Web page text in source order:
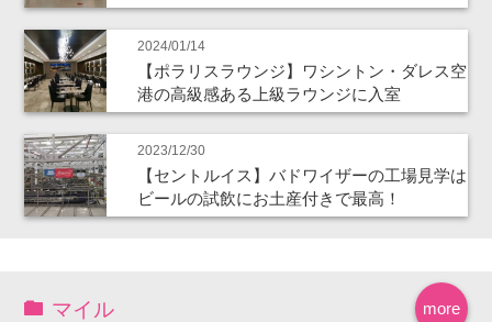
2024/01/14
【ポラリスラウンジ】ワシントン・ダレス空
港の高級感ある上級ラウンジに入室
2023/12/30
【セントルイス】バドワイザーの工場見学は
ビールの試飲にお土産付きで最高！
more
マイル